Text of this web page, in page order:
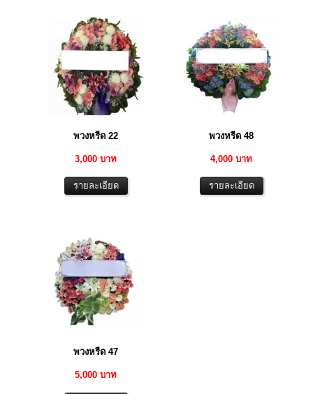
พวงหรีด 22
3,000 บาท
พวงหรีด 48
4,000 บาท
พวงหรีด 47
5,000 บาท